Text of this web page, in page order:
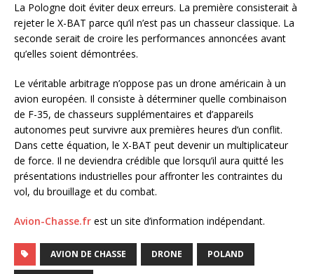
La Pologne doit éviter deux erreurs. La première consisterait à
rejeter le X-BAT parce qu’il n’est pas un chasseur classique. La
seconde serait de croire les performances annoncées avant
qu’elles soient démontrées.
Le véritable arbitrage n’oppose pas un drone américain à un
avion européen. Il consiste à déterminer quelle combinaison
de F-35, de chasseurs supplémentaires et d’appareils
autonomes peut survivre aux premières heures d’un conflit.
Dans cette équation, le X-BAT peut devenir un multiplicateur
de force. Il ne deviendra crédible que lorsqu’il aura quitté les
présentations industrielles pour affronter les contraintes du
vol, du brouillage et du combat.
Avion-Chasse.fr est un site d’information indépendant.
AVION DE CHASSE DRONE POLAND